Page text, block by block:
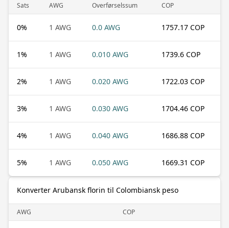
Sats AWG Overførselssum COP
0% 1 AWG 0.0 AWG 1757.17 COP
1% 1 AWG 0.010 AWG 1739.6 COP
2% 1 AWG 0.020 AWG 1722.03 COP
3% 1 AWG 0.030 AWG 1704.46 COP
4% 1 AWG 0.040 AWG 1686.88 COP
5% 1 AWG 0.050 AWG 1669.31 COP
Konverter Arubansk florin til Colombiansk peso
AWG COP